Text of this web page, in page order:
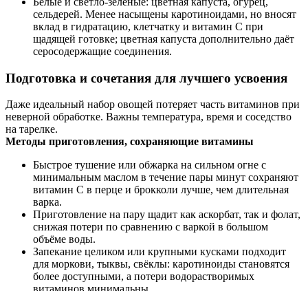
сельдерей. Менее насыщены каротиноидами, но вносят
вклад в гидратацию, клетчатку и витамин С при
щадящей готовке; цветная капуста дополнительно даёт
серосодержащие соединения.
Подготовка и сочетания для лучшего усвоения
Даже идеальный набор овощей потеряет часть витаминов при
неверной обработке. Важны температура, время и соседство
на тарелке.
Методы приготовления, сохраняющие витамины
Быстрое тушение или обжарка на сильном огне с
минимальным маслом в течение пары минут сохраняют
витамин С в перце и брокколи лучше, чем длительная
варка.
Приготовление на пару щадит как аскорбат, так и фолат,
снижая потери по сравнению с варкой в большом
объёме воды.
Запекание целиком или крупными кусками подходит
для моркови, тыквы, свёклы: каротиноиды становятся
более доступными, а потери водорастворимых